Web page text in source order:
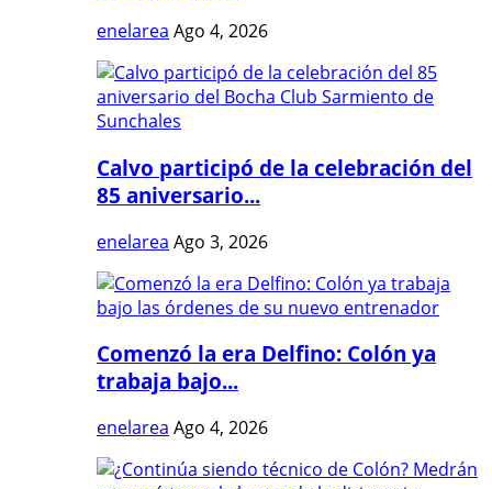
enelarea Ago 4, 2026
Calvo participó de la celebración del
85 aniversario...
enelarea Ago 3, 2026
Comenzó la era Delfino: Colón ya
trabaja bajo...
enelarea Ago 4, 2026